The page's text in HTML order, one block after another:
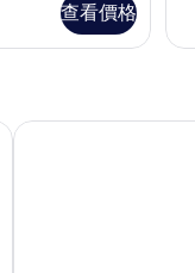
查看價格
雙
的
台
景
華泰瑞苑墾丁賓館